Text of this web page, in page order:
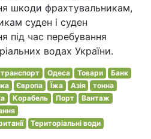
шкоди фрахтувальникам,
суден і суден
під час перебування
водах України.
Одеса Товари
Банк
Європа Їжа Азія
тонна
Корабель Порт
Вантаж
Територіальні води